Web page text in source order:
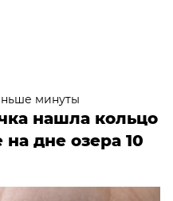
минуты
нашла кольцо
дне озера 10